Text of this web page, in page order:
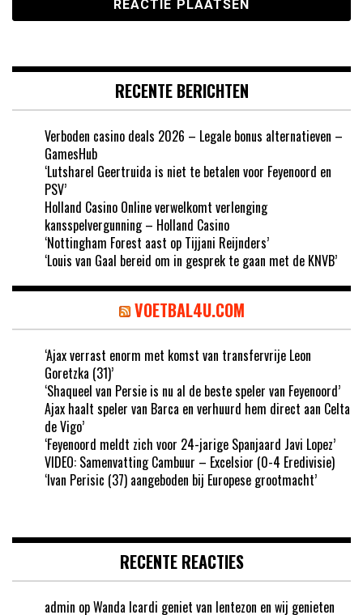
RECENTE BERICHTEN
Verboden casino deals 2026 – Legale bonus alternatieven –
GamesHub
‘Lutsharel Geertruida is niet te betalen voor Feyenoord en
PSV’
Holland Casino Online verwelkomt verlenging
kansspelvergunning – Holland Casino
‘Nottingham Forest aast op Tijjani Reijnders’
‘Louis van Gaal bereid om in gesprek te gaan met de KNVB’
VOETBAL4U.COM
‘Ajax verrast enorm met komst van transfervrije Leon
Goretzka (31)’
‘Shaqueel van Persie is nu al de beste speler van Feyenoord’
Ajax haalt speler van Barca en verhuurd hem direct aan Celta
de Vigo’
‘Feyenoord meldt zich voor 24-jarige Spanjaard Javi Lopez’
VIDEO: Samenvatting Cambuur – Excelsior (0-4 Eredivisie)
‘Ivan Perisic (37) aangeboden bij Europese grootmacht’
RECENTE REACTIES
admin opWanda Icardi geniet van lentezon en wij genieten